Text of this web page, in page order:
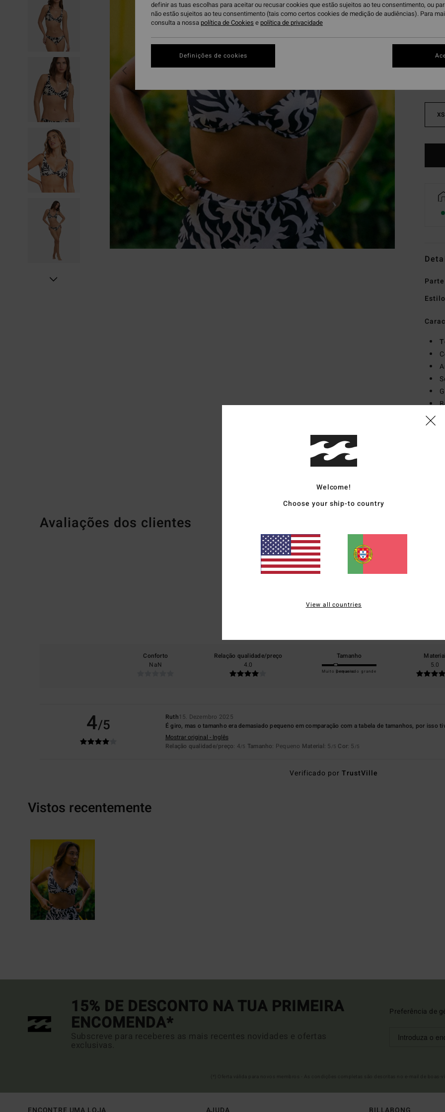
XS
Estilo
Avaliações dos clientes
Pontuação média
4.0
Conforto
NaN
Relação qualidade/preço
4.0
Tamanho
Muito pequeno
Demasiado grande
Material
5.0
4/5 Ruth15. Dezembro 2025
É giro, mas o tamanho era demasiado pequeno em comparação com a tabela de tamanhos, por isso
Mostrar original - Inglês
Relação qualidade/preço: 4/5 Tamanho: Pequeno Material: 5 /5 Cor: 5 /5
Verificado por TrustVille
Vistos recentemente
15% DE DESCONTO NA TUA PRIMEIRA
ENCOMENDA*
Subscreve para receberes as mais recentes novidades e ofertas
exclusivas.
Preferência de
Welcome!
Choose your ship-to country
View all countries
definir as tuas escolhas para aceitar ou recusar cookies que estão sujeitos ao teu consentimento, ou
não estão sujeitos ao teu consentimento (tais como certos cookies de medição de audiências). Para
consulta a nossa política de Cookies e política de privacidade
Definições de cookies